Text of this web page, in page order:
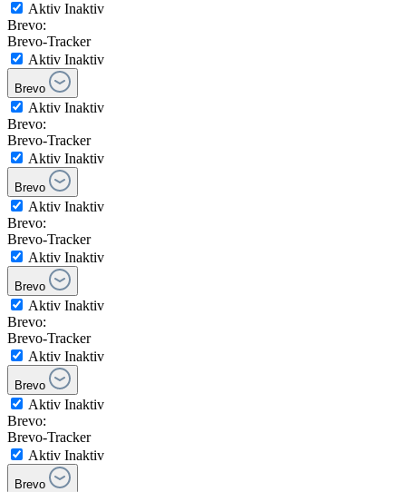
Aktiv Inaktiv
Brevo:
Brevo-Tracker
Aktiv Inaktiv
Brevo
Aktiv Inaktiv
Brevo:
Brevo-Tracker
Aktiv Inaktiv
Brevo
Aktiv Inaktiv
Brevo:
Brevo-Tracker
Aktiv Inaktiv
Brevo
Aktiv Inaktiv
Brevo:
Brevo-Tracker
Aktiv Inaktiv
Brevo
Aktiv Inaktiv
Brevo:
Brevo-Tracker
Aktiv Inaktiv
Brevo